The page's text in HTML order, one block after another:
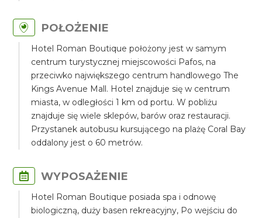
POŁOŻENIE
Hotel Roman Boutique położony jest w samym
centrum turystycznej miejscowości Pafos, na
przeciwko największego centrum handlowego The
Kings Avenue Mall. Hotel znajduje się w centrum
miasta, w odległości 1 km od portu. W pobliżu
znajduje się wiele sklepów, barów oraz restauracji.
Przystanek autobusu kursującego na plażę Coral Bay
oddalony jest o 60 metrów.
WYPOSAŻENIE
Hotel Roman Boutique posiada spa i odnowę
biologiczną, duży basen rekreacyjny, Po wejściu do